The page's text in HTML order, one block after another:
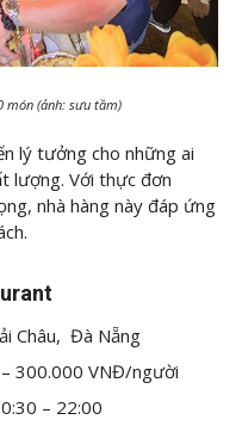
món (ảnh: sưu tầm)
lý tưởng cho những ai
lượng. Với thực đơn
nhà hàng này đáp ứng
Châu, Đà Nẵng
300.000 VNĐ/người
– 22:00